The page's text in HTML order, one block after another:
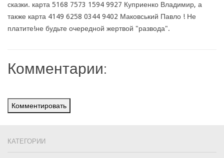
сказки. карта 5168 7573 1594 9927 Куприенко Владимир, а
также карта 4149 6258 0344 9402 Маковський Павло ! Не
платите!не будьте очередной жертвой "развода".
Комментарии:
Комментировать
КАТЕГОРИИ